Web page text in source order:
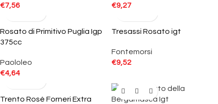
€7,56
€9,27
Rosato di Primitivo Puglia Igp
375cc
Paololeo
€4,64
Tresassi Rosato igt
Fontemorsi
€9,52
Trento Rosè Forneri Extra